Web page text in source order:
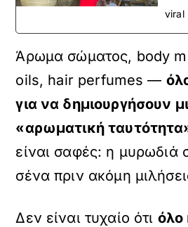
viral
Άρωμα σώματος, body
oils, hair perfumes —
για να δημιουργήσουν
«αρωματική
είναι σαφές: η μυρωδιά
σένα πριν ακόμη
Δεν είναι τυχαίο ότι όλο